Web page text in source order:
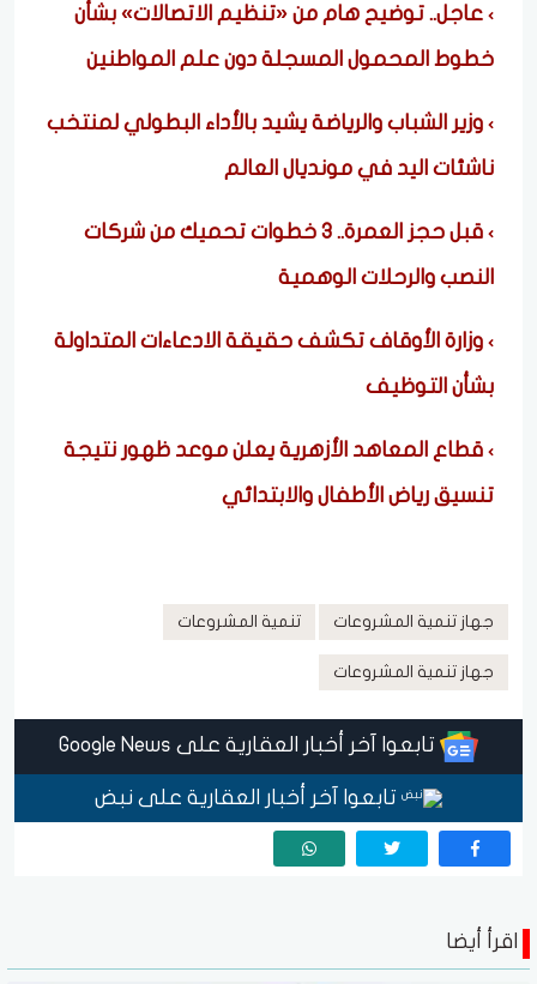
عاجل.. توضيح هام من «تنظيم الاتصالات» بشأن
خطوط المحمول المسجلة دون علم المواطنين
وزير الشباب والرياضة يشيد بالأداء البطولي لمنتخب
ناشئات اليد في مونديال العالم
قبل حجز العمرة.. 3 خطوات تحميك من شركات
النصب والرحلات الوهمية
وزارة الأوقاف تكشف حقيقة الادعاءات المتداولة
بشأن التوظيف
قطاع المعاهد الأزهرية يعلن موعد ظهور نتيجة
تنسيق رياض الأطفال والابتدائي
جهاز تنمية المشروعات تنمية المشروعات
جهاز تنمية المشروعات
تابعوا آخر أخبار العقارية على Google News
تابعوا آخر أخبار العقارية على نبض
اقرأ أيضا